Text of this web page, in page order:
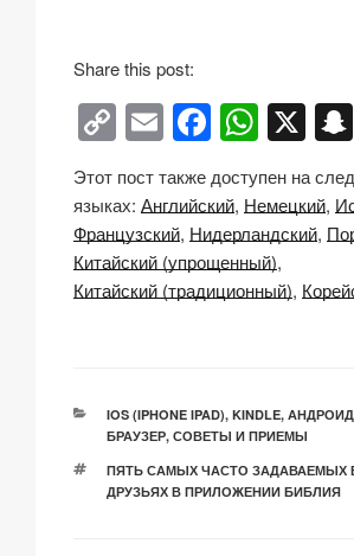
Share this post:
C
o
p
y
Li
n
E
m
ail
F
a
c
e
b
o
W
h
at
s
A
p
X
Этот пост также доступен на
языках: Английский Немецкий
Французский Нидерландский
Китайский (упрощенный)
Китайский (традиционный)
РУБРИКИ
IOS (IPHONE IPAD), KINDLE, АНДРОИД
БРАУЗЕР, СОВЕТЫ И ПРИЕМЫ
МЕТКИ
ПЯТЬ САМЫХ ЧАСТО ЗАДАВАЕМЫХ
ДРУЗЬЯХ В ПРИЛОЖЕНИИ БИБЛИЯ